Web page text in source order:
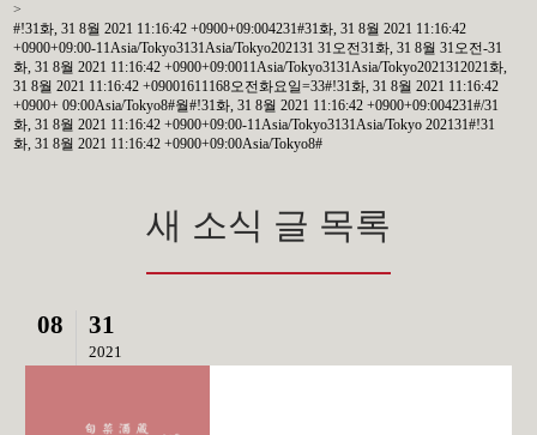
>
#!31화, 31 8월 2021 11:16:42 +0900+09:004231#31화, 31 8월 2021 11:16:42
+0900+09:00-11Asia/Tokyo3131Asia/Tokyo202131 31오전31화, 31 8월 31오전-31
화, 31 8월 2021 11:16:42 +0900+09:0011Asia/Tokyo3131Asia/Tokyo2021312021화,
31 8월 2021 11:16:42 +09001611168오전화요일=33#!31화, 31 8월 2021 11:16:42
+0900+ 09:00Asia/Tokyo8#월#!31화, 31 8월 2021 11:16:42 +0900+09:004231#/31
화, 31 8월 2021 11:16:42 +0900+09:00-11Asia/Tokyo3131Asia/Tokyo 202131#!31
화, 31 8월 2021 11:16:42 +0900+09:00Asia/Tokyo8#
새 소식 글 목록
08 31
2021